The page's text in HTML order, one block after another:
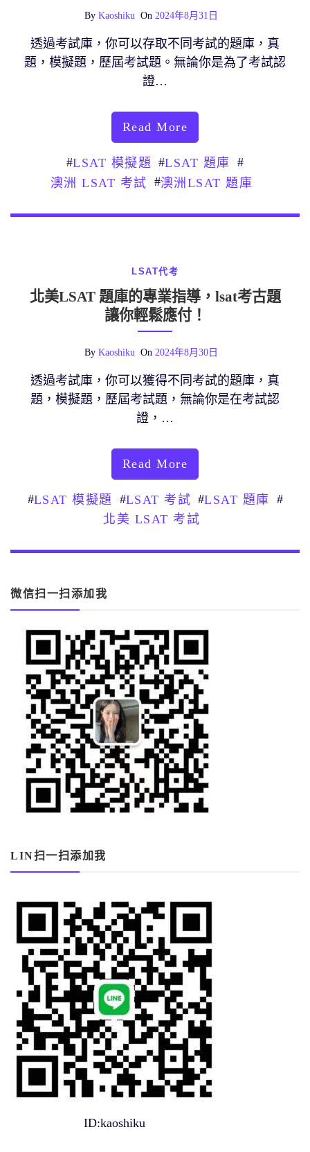
By Kaoshiku On 2024年8月31日
透過考試庫，你可以存取不同考試的題庫，真
題，模擬題，歷屆考試題。無論你是為了考試認
證…
Read More
#LSAT 模擬題 #LSAT 題庫 #
澳洲 LSAT 考試 #澳洲LSAT 題庫
LSAT代考
北美LSAT 題庫的專業指導，lsat考古題
讓你輕鬆應付！
By Kaoshiku On 2024年8月30日
透過考試庫，你可以獲得不同考試的題庫，真
題，模擬題，歷屆考試題，無論你是在考試認
證，…
Read More
#LSAT 模擬題 #LSAT 考試 #LSAT 題庫 #
北美 LSAT 考試
微信扫一扫添加我
LIN扫一扫添加我
ID:kaoshiku